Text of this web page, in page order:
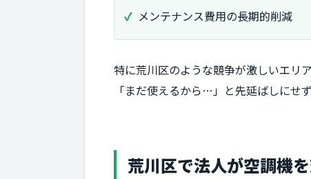
メンテナンス費用の長期的削減
特に荒川区のような競争が激しいエリ
「まだ使えるから…」と先延ばしにせ
荒川区で法人が空調機